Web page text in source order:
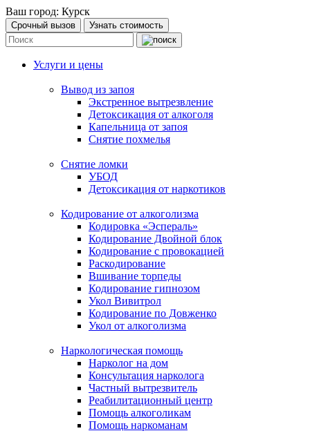
Ваш город: Курск
Срочный вызов Узнать стоимость
Услуги и цены
Вывод из запоя
Экстренное вытрезвление
Детоксикация от алкоголя
Капельница от запоя
Снятие похмелья
Снятие ломки
УБОД
Детоксикация от наркотиков
Кодирование от алкоголизма
Кодировка «Эспераль»
Кодирование Двойной блок
Кодирование с провокацией
Раскодирование
Вшивание торпеды
Кодирование гипнозом
Укол Вивитрол
Кодирование по Довженко
Укол от алкоголизма
Наркологическая помощь
Нарколог на дом
Консультация нарколога
Частный вытрезвитель
Реабилитационный центр
Помощь алкоголикам
Помощь наркоманам